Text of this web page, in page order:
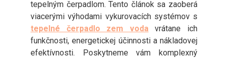
tepelným čerpadlom. Tento článok sa zaoberá
viacerými výhodami vykurovacích systémov s
tepelné čerpadlo zem voda vrátane ich
funkčnosti, energetickej účinnosti a nákladovej
efektívnosti. Poskytneme vám komplexný